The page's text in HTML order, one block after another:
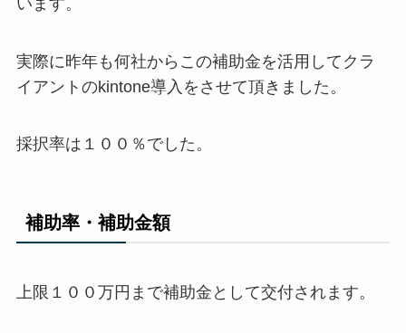
実際に昨年も何社からこの補助金を活用してクラ
イアントのkintone導入をさせて頂きました。
採択率は１００％でした。
補助率・補助金額
上限１００万円まで補助金として交付されます。